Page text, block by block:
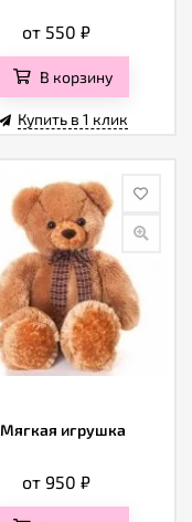
от 550₽
В корзину
Купить в 1 клик
Мягкая игрушка
от 950₽